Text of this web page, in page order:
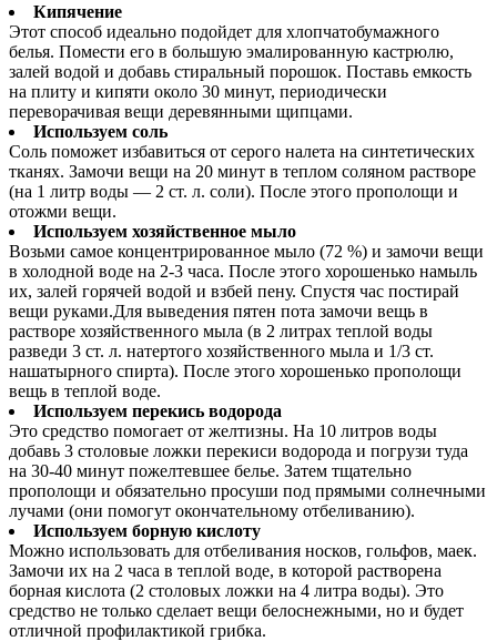
Кипячение
Этот способ идеально подойдет для хлопчатобумажного
белья. Помести его в большую эмалированную кастрюлю,
залей водой и добавь стиральный порошок. Поставь емкость
на плиту и кипяти около 30 минут, периодически
переворачивая вещи деревянными щипцами.
Используем соль
Соль поможет избавиться от серого налета на синтетических
тканях. Замочи вещи на 20 минут в теплом соляном растворе
(на 1 литр воды — 2 ст. л. соли). После этого прополощи и
отожми вещи.
Используем хозяйственное мыло
Возьми самое концентрированное мыло (72 %) и замочи вещи
в холодной воде на 2-3 часа. После этого хорошенько намыль
их, залей горячей водой и взбей пену. Спустя час постирай
вещи руками.Для выведения пятен пота замочи вещь в
растворе хозяйственного мыла (в 2 литрах теплой воды
разведи 3 ст. л. натертого хозяйственного мыла и 1/3 ст.
нашатырного спирта). После этого хорошенько прополощи
вещь в теплой воде.
Используем перекись водорода
Это средство помогает от желтизны. На 10 литров воды
добавь 3 столовые ложки перекиси водорода и погрузи туда
на 30-40 минут пожелтевшее белье. Затем тщательно
прополощи и обязательно просуши под прямыми солнечными
лучами (они помогут окончательному отбеливанию).
Используем борную кислоту
Можно использовать для отбеливания носков, гольфов, маек.
Замочи их на 2 часа в теплой воде, в которой растворена
борная кислота (2 столовых ложки на 4 литра воды). Это
средство не только сделает вещи белоснежными, но и будет
отличной профилактикой грибка.